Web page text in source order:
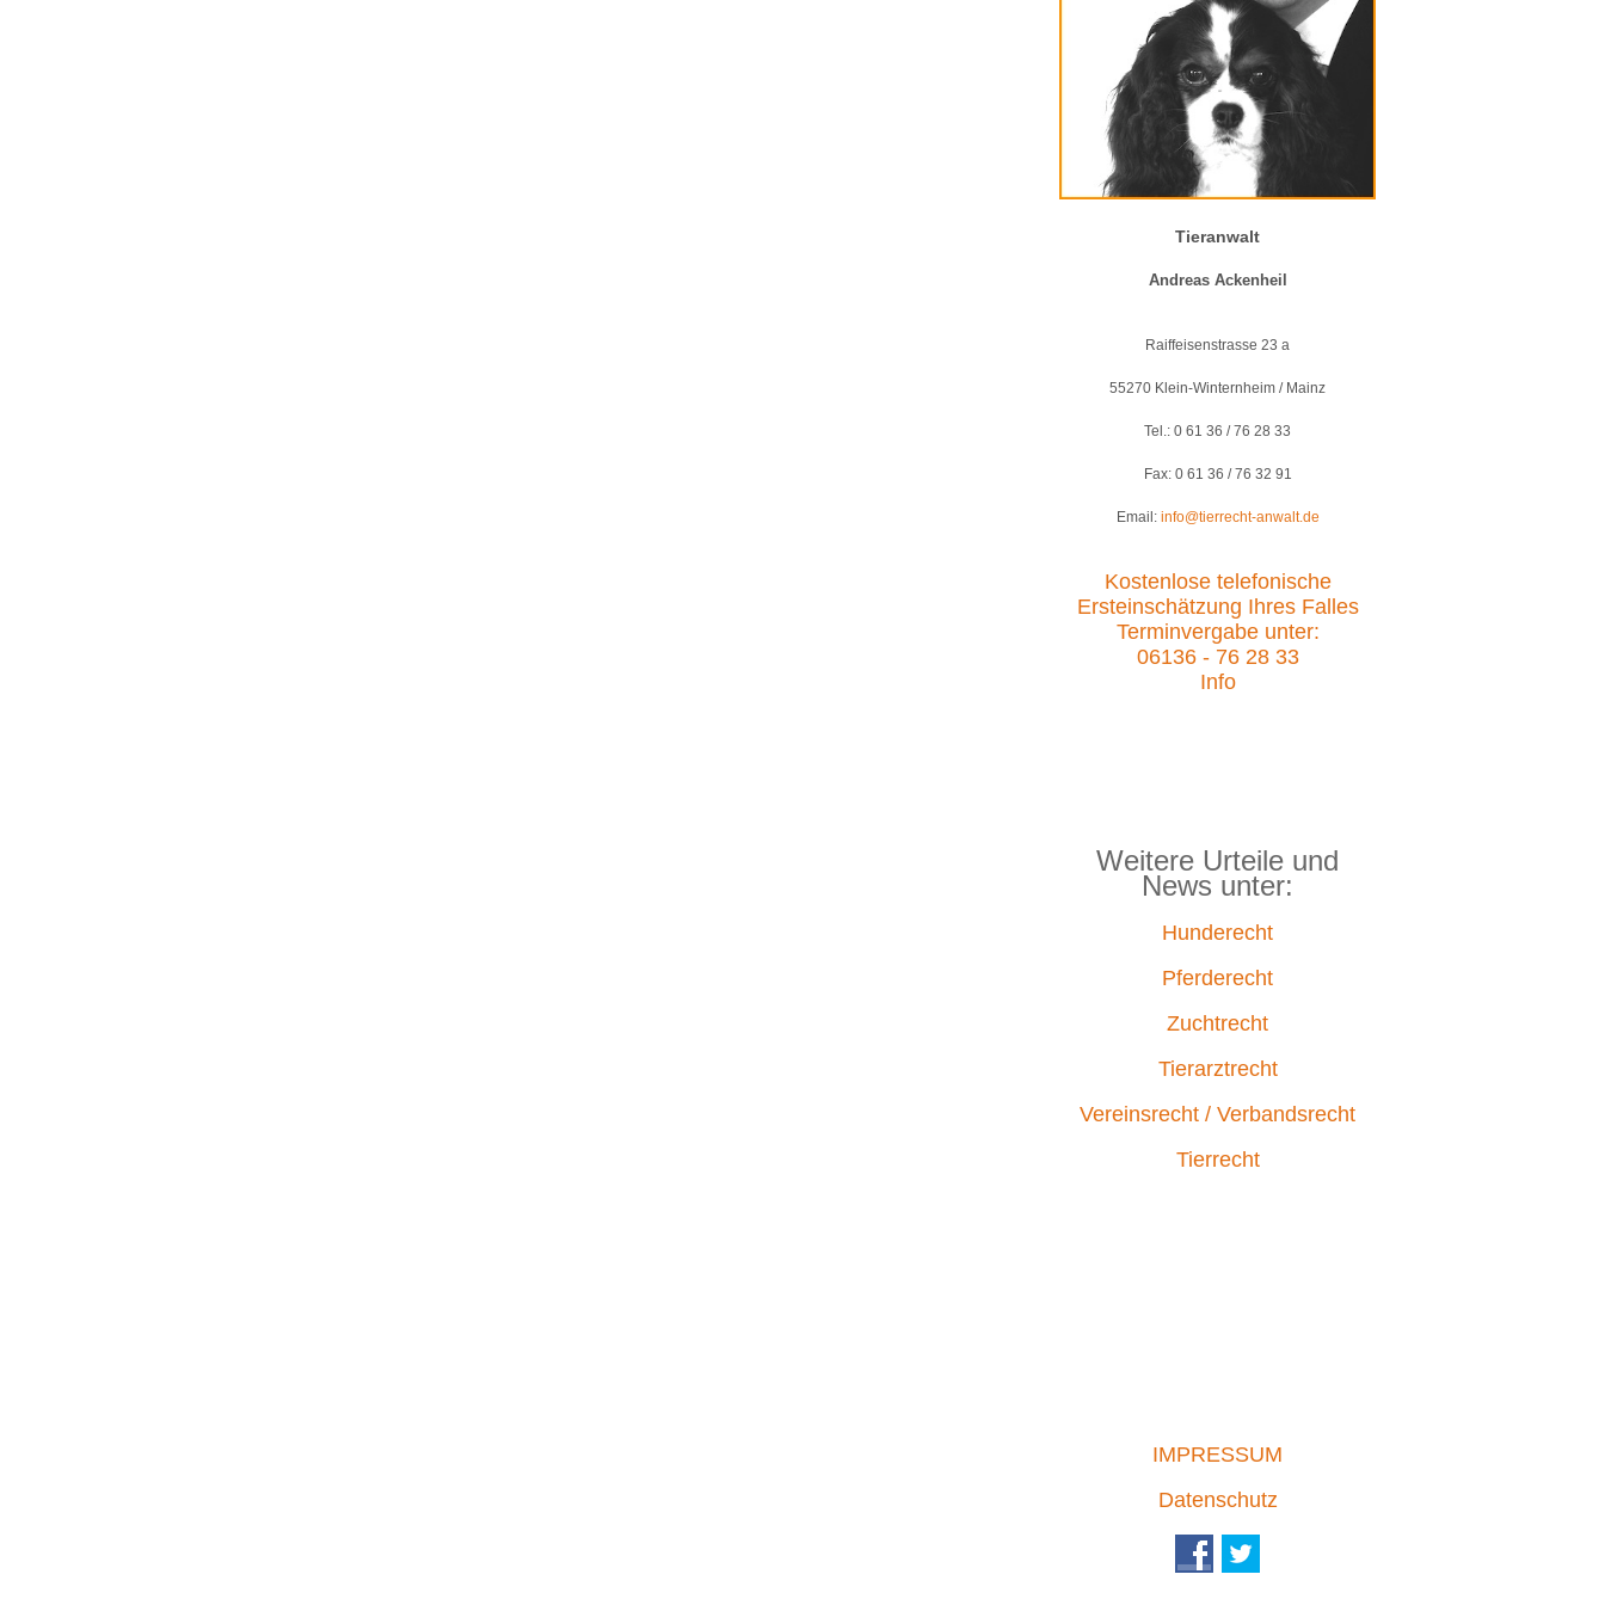
Tieranwalt
Andreas Ackenheil
Raiffeisenstrasse 23 a
55270 Klein-Winternheim / Mainz
Tel.: 0 61 36 / 76 28 33
Fax: 0 61 36 / 76 32 91
Email: info@tierrecht-anwalt.de
Kostenlose telefonische
Ersteinschätzung Ihres Falles
Terminvergabe unter:
06136 - 76 28 33
Info
Weitere Urteile und
News unter:
Hunderecht
Pferderecht
Zuchtrecht
Tierarztrecht
Vereinsrecht / Verbandsrecht
Tierrecht
IMPRESSUM
Datenschutz